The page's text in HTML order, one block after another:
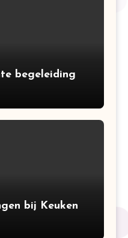
begeleiding
bij Keuken